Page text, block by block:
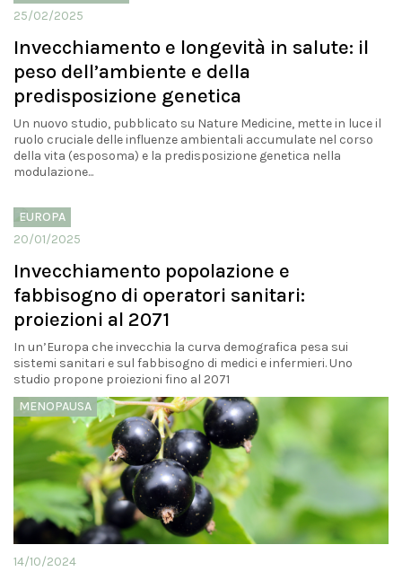
25/02/2025
Invecchiamento e longevità in salute: il
peso dell’ambiente e della
predisposizione genetica
Un nuovo studio, pubblicato su Nature Medicine, mette in luce il
ruolo cruciale delle influenze ambientali accumulate nel corso
della vita (esposoma) e la predisposizione genetica nella
modulazione...
EUROPA
20/01/2025
Invecchiamento popolazione e
fabbisogno di operatori sanitari:
proiezioni al 2071
In un’Europa che invecchia la curva demografica pesa sui
sistemi sanitari e sul fabbisogno di medici e infermieri. Uno
studio propone proiezioni fino al 2071
MENOPAUSA
14/10/2024